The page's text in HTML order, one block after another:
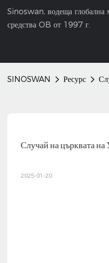
Sinoswan, водеща глобална
средства OB от 1997 г.
SINOSWAN Ресурс
Случай на църквата на
2025-01-20